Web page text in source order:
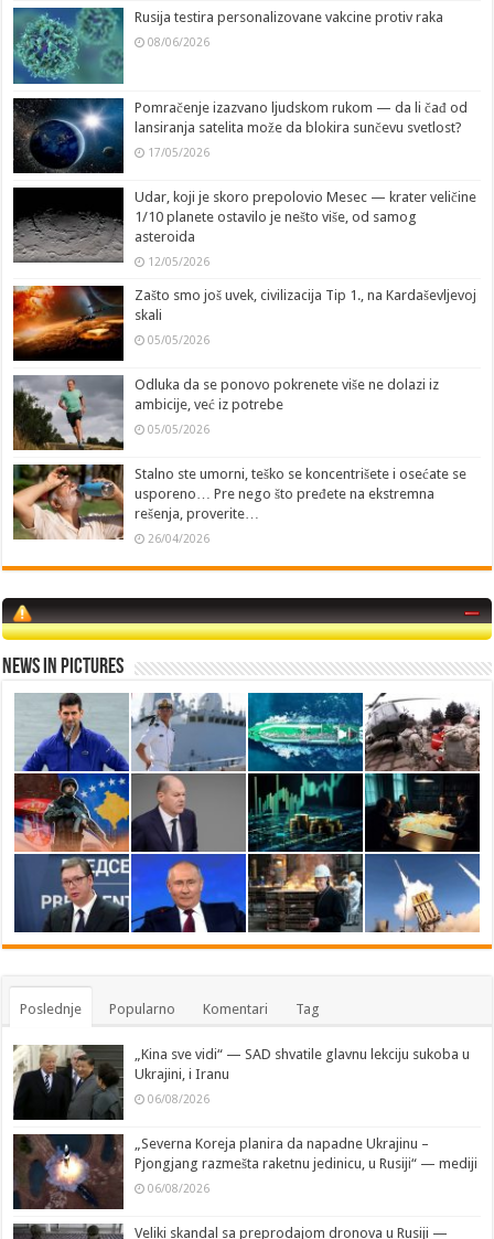
Rusija testira personalizovane vakcine protiv raka
08/06/2026
Pomračenje izazvano ljudskom rukom — da li čađ od
lansiranja satelita može da blokira sunčevu svetlost?
17/05/2026
Udar, koji je skoro prepolovio Mesec — krater veličine
1/10 planete ostavilo je nešto više, od samog
asteroida
12/05/2026
Zašto smo još uvek, civilizacija Tip 1., na Kardaševljevoj
skali
05/05/2026
Odluka da se ponovo pokrenete više ne dolazi iz
ambicije, već iz potrebe
05/05/2026
Stalno ste umorni, teško se koncentrišete i osećate se
usporeno… Pre nego što pređete na ekstremna
rešenja, proverite…
26/04/2026
News in Pictures
Poslednje Popularno Komentari Tag
„Kina sve vidi“ — SAD shvatile glavnu lekciju sukoba u
Ukrajini, i Iranu
06/08/2026
„Severna Koreja planira da napadne Ukrajinu –
Pjongjang razmešta raketnu jedinicu, u Rusiji“ — mediji
06/08/2026
Veliki skandal sa preprodajom dronova u Rusiji —